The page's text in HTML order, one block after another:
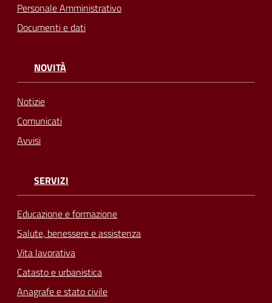
Personale Amministrativo
Documenti e dati
NOVITÀ
Notizie
Comunicati
Avvisi
SERVIZI
Educazione e formazione
Salute, benessere e assistenza
Vita lavorativa
Catasto e urbanistica
Anagrafe e stato civile